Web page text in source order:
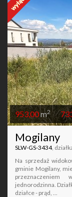
953,00m2
Mogilany
SLW-GS-3434,
Na sprzedaż
gminie Mogilany,
przeznaczeniem
jednorodzinna.
działce - prąd, ...